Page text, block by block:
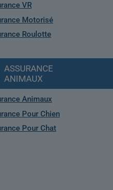
VR
Motorisé
Roulotte
ASSURANCE
ANIMAUX
Animaux
Pour Chien
Pour Chat